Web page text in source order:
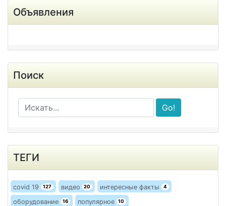
Объявления
Поиск
Go!
ТЕГИ
covid 19 127 видео 20 интересные факты 4
оборудование 16 популярное 10